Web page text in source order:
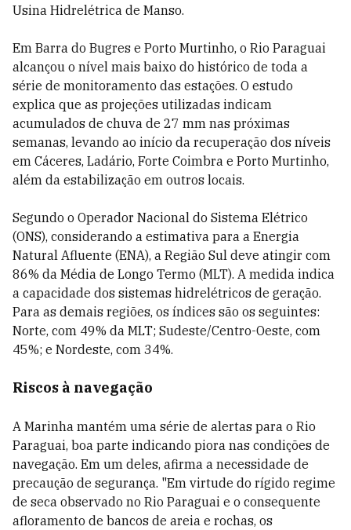
Usina Hidrelétrica de Manso.
Em Barra do Bugres e Porto Murtinho, o Rio Paraguai
alcançou o nível mais baixo do histórico de toda a
série de monitoramento das estações. O estudo
explica que as projeções utilizadas indicam
acumulados de chuva de 27 mm nas próximas
semanas, levando ao início da recuperação dos níveis
em Cáceres, Ladário, Forte Coimbra e Porto Murtinho,
além da estabilização em outros locais.
Segundo o Operador Nacional do Sistema Elétrico
(ONS), considerando a estimativa para a Energia
Natural Afluente (ENA), a Região Sul deve atingir com
86% da Média de Longo Termo (MLT). A medida indica
a capacidade dos sistemas hidrelétricos de geração.
Para as demais regiões, os índices são os seguintes:
Norte, com 49% da MLT; Sudeste/Centro-Oeste, com
45%; e Nordeste, com 34%.
Riscos à navegação
A Marinha mantém uma série de alertas para o Rio
Paraguai, boa parte indicando piora nas condições de
navegação. Em um deles, afirma a necessidade de
precaução de segurança. "Em virtude do rígido regime
de seca observado no Rio Paraguai e o consequente
afloramento de bancos de areia e rochas, os